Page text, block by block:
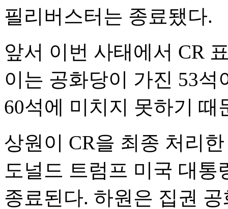
필리버스터는 종료됐다.
앞서 이번 사태에서 CR
이는 공화당이 가진 53
60석에 미치지 못하기 때
상원이 CR을 최종 처리
도널드 트럼프 미국 대통
종료된다. 하원은 집권